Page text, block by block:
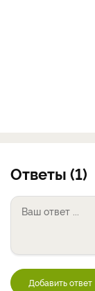
Ответы (1)
Добавить ответ